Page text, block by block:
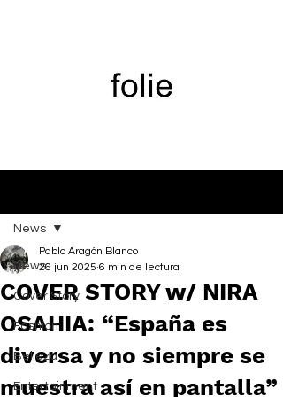
News
Cover Story
Fashion
Belleza
Entertainment
News
COVER STORY w/ NIRA
OSAHIA: “España es
diversa y no siempre se
muestra así en pantalla”
Pablo Aragón Blanco
26 jun 2025 6 min de lectura